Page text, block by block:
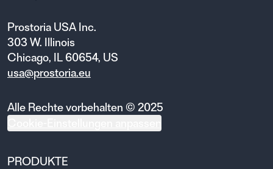
Prostoria USA Inc.
303 W. Illinois
Chicago, IL 60654, US
usa@prostoria.eu
Alle Rechte vorbehalten © 2025
PRODUKTE